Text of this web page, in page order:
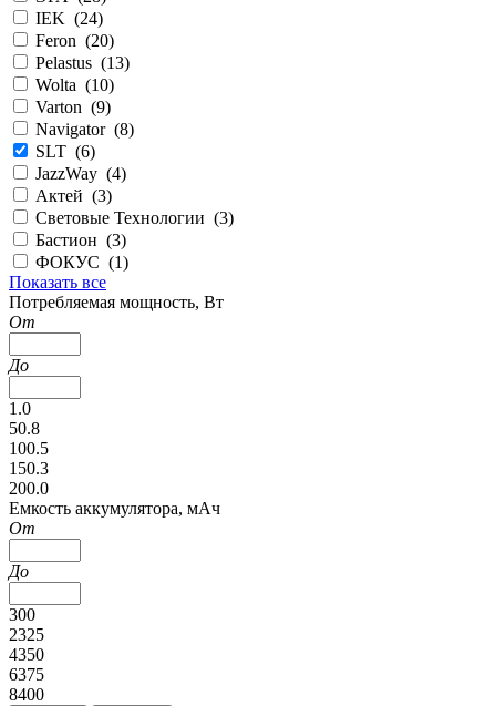
IEK (24)
Feron (20)
Pelastus (13)
Wolta (10)
Varton (9)
Navigator (8)
SLT (6)
JazzWay (4)
Актей (3)
Световые Технологии (3)
Бастион (3)
ФОКУС (1)
Показать все
Потребляемая мощность, Вт
От
До
1.0
50.8
100.5
150.3
200.0
Емкость аккумулятора, мАч
От
До
300
2325
4350
6375
8400